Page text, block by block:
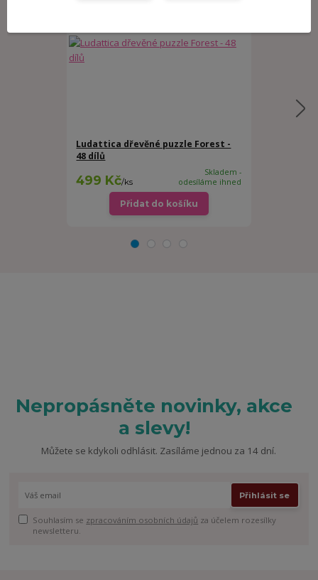
Ludattica dřevěné puzzle Forest -
48 dílů
499 Kč/ks
Skladem -
odesíláme ihned
Přidat do košíku
Nepropásněte novinky, akce
a slevy!
Můžete se kdykoli odhlásit. Zasíláme jednou za 14 dní.
Přihlásit se
Souhlasím se zpracováním osobních údajů za účelem rozesílky
newsletteru.